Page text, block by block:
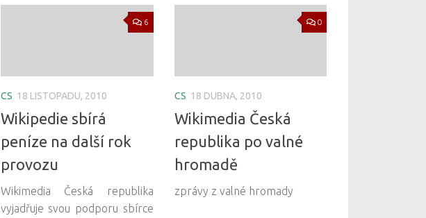
6
CS 18 LISTOPADU, 2010
Wikipedie sbírá
peníze na další rok
provozu
Wikimedia Česká republika
vyjadřuje svou podporu sbírce
0
CS 18 DUBNA, 2010
Wikimedia Česká
republika po valné
hromadě
zprávy z valné hromady